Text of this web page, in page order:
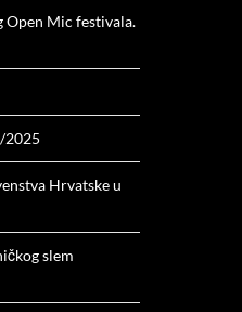
Open Mic festivala.
2025
Hrvatske u
slem